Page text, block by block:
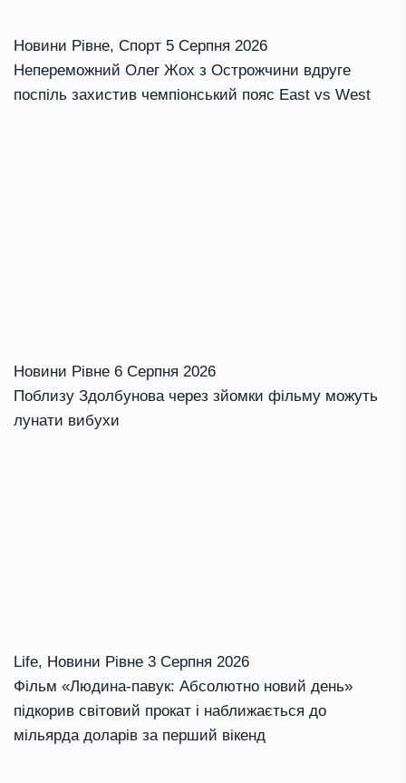
Новини Рівне, Спорт 5 Серпня 2026
Непереможний Олег Жох з Острожчини вдруге
поспіль захистив чемпіонський пояс East vs West
Новини Рівне 6 Серпня 2026
Поблизу Здолбунова через зйомки фільму можуть
лунати вибухи
Life, Новини Рівне 3 Серпня 2026
Фільм «Людина-павук: Абсолютно новий день»
підкорив світовий прокат і наближається до
мільярда доларів за перший вікенд